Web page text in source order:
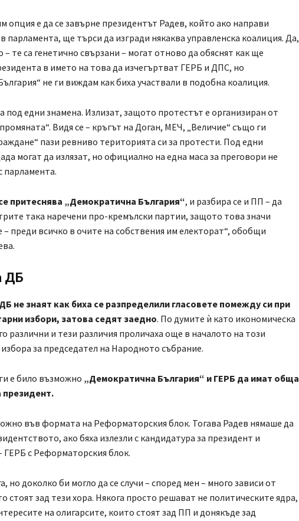
опция е да се завърне президентът Радев, който ако направи
парламента, ще търси да изгради някаква управленска коалиция. Да,
те са генетично свързани – могат отново да обяснят как ще
в името на това да изчегъртват ГЕРБ и ДПС, но
не ги виждам как биха участвали в подобна коалиция.
под едни знамена. Излизат, защото протестът е организиран от
Видя се – кръгът на Доган, МЕЧ, „Величие“ също ги
пази ревниво територията си за протести. Под едни
могат да излязат, но официално на една маса за преговори не
парламента.
притеснява „Демократична България“, и разбира се и ПП – да
така наречени про-кремълски партии, защото това значи
преди всичко в очите на собствения им електорат“, обобщи
ДБ
не знаят как биха се разпределили гласовете помежду си при
избори, затова седят заедно. По думите ѝ като икономическа
различни и тези различия проличаха още в началото на този
за председател на Народното събрание.
е било възможно „Демократична България“ и ГЕРБ да имат обща
президент.
във формата на Реформаторския блок. Тогава Радев нямаше да
ако бяха излезли с кандидатура за президент и
ГЕРБ с Реформаторския блок.
но доколко би могло да се случи – според мен – много зависи от
стоят зад тези хора. Някога просто решават не политическите ядра,
на олигарсите, които стоят зад ПП и донякъде зад